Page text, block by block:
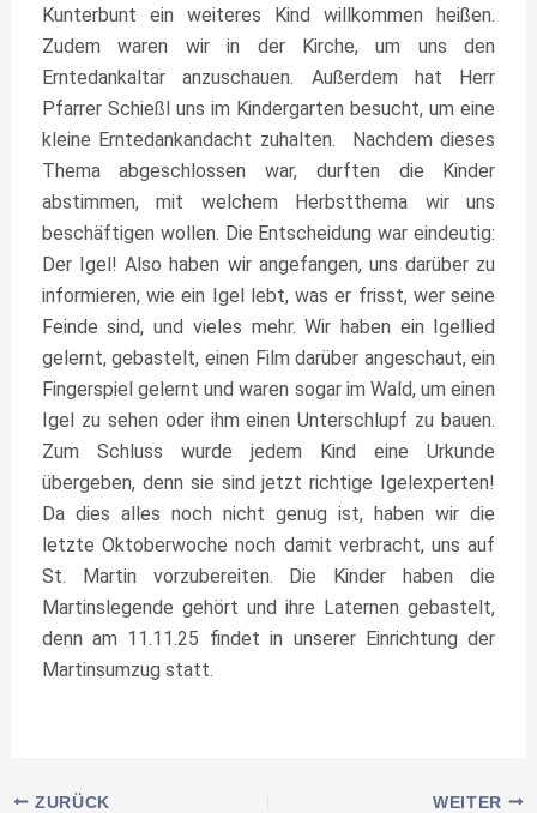
Kunterbunt ein weiteres Kind willkommen heißen.
Zudem waren wir in der Kirche, um uns den
Erntedankaltar anzuschauen. Außerdem hat Herr
Pfarrer Schießl uns im Kindergarten besucht, um eine
kleine Erntedankandacht zuhalten. Nachdem dieses
Thema abgeschlossen war, durften die Kinder
abstimmen, mit welchem Herbstthema wir uns
beschäftigen wollen. Die Entscheidung war eindeutig:
Der Igel! Also haben wir angefangen, uns darüber zu
informieren, wie ein Igel lebt, was er frisst, wer seine
Feinde sind, und vieles mehr. Wir haben ein Igellied
gelernt, gebastelt, einen Film darüber angeschaut, ein
Fingerspiel gelernt und waren sogar im Wald, um einen
Igel zu sehen oder ihm einen Unterschlupf zu bauen.
Zum Schluss wurde jedem Kind eine Urkunde
übergeben, denn sie sind jetzt richtige Igelexperten!
Da dies alles noch nicht genug ist, haben wir die
letzte Oktoberwoche noch damit verbracht, uns auf
St. Martin vorzubereiten. Die Kinder haben die
Martinslegende gehört und ihre Laternen gebastelt,
denn am 11.11.25 findet in unserer Einrichtung der
Martinsumzug statt.
ZURÜCK WEITER